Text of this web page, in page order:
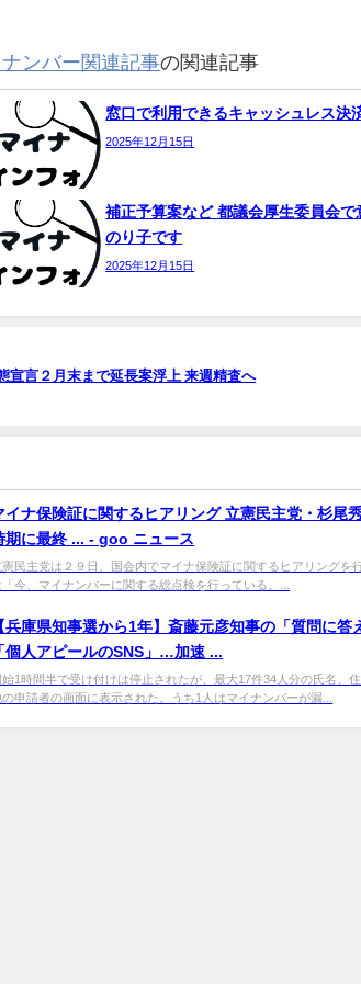
ンバー関連記事の関連記事
窓口で利用できるキャッシュレス決
2025年12月15日
補正予算案など 都議会厚生委員会
のり子です
2025年12月15日
宣言２月末まで延長案浮上 来週精査へ
イナ保険証に関するヒアリング 立憲民主党・杉尾
期に最終 ... - goo ニュース
憲民主党は２９日、国会内でマイナ保険証に関するヒアリングを
「今、マイナンバーに関する総点検を行っている。...
兵庫県知事選から1年】斎藤元彦知事の「質問に答
個人アピールのSNS」…加速 ...
始1時間半で受け付けは停止されたが、最大17件34人分の氏名、
の申請者の画面に表示された。うち1人はマイナンバーが漏...